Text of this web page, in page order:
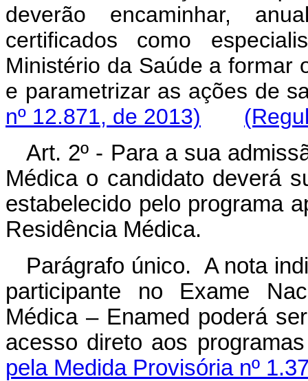
deverão encaminhar,
certificados como
Ministério da Saúde a formar
e parametrizar as ações
nº 12.871, de 2013)
Art. 2º - Para a sua
Médica o candidato deverá
estabelecido pelo programa
Residência Médica.
Parágrafo único. A nota
participante no Exame
Médica – Enamed poderá
acesso direto aos
pela Medida Provisória nº